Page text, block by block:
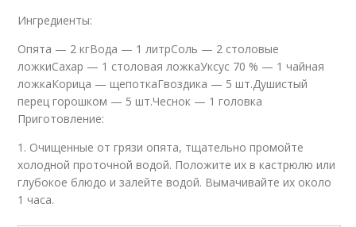
Ингредиенты:
Опята — 2 кгВода — 1 литрСоль — 2 столовые
ложкиСахар — 1 столовая ложкаУксус 70 % — 1 чайная
ложкаКорица — щепоткаГвоздика — 5 шт.Душистый
перец горошком — 5 шт.Чеснок — 1 головка
Приготовление:
1. Очищенные от грязи опята, тщательно промойте
холодной проточной водой. Положите их в кастрюлю или
глубокое блюдо и залейте водой. Вымачивайте их около
1 часа.